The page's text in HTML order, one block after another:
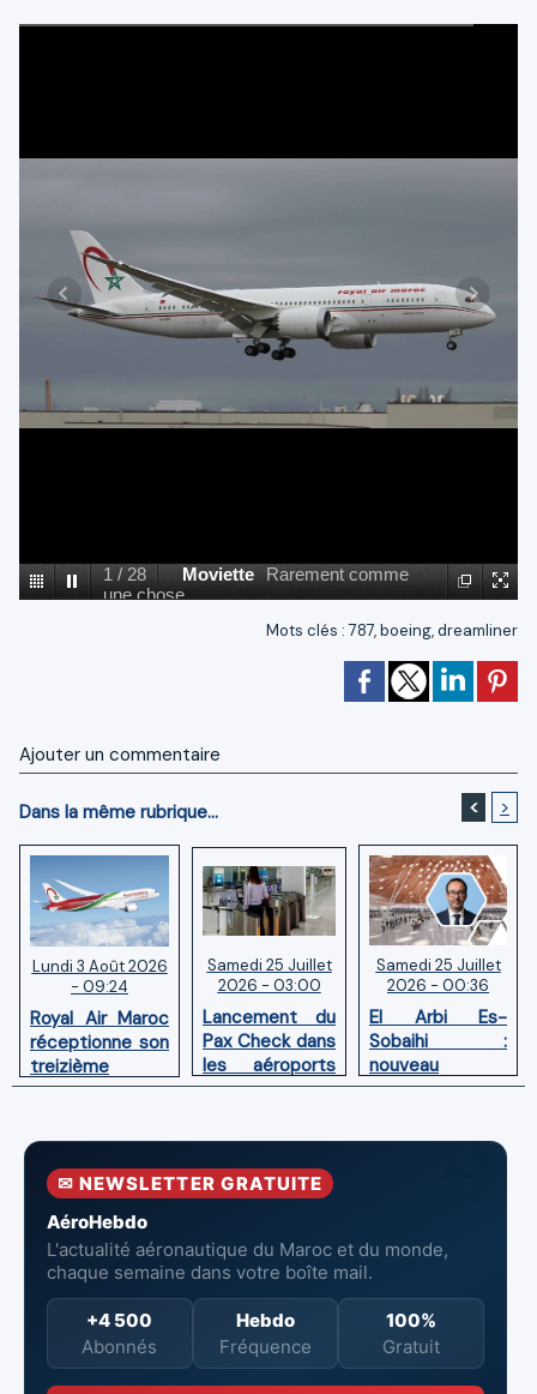
1 / 28 Moviette
Rarement comme
une chose.
Mots clés :787,boeing,dreamliner
Ajouter un commentaire
Dans la même rubrique... < >
Lundi 3 Août 2026
- 09:24
Royal Air Maroc
réceptionne son
treizième
Boeing 787
Samedi 25 Juillet
2026 - 03:00
Lancement du
Pax Check dans
les aéroports
du Maroc
Samedi 25 Juillet
2026 - 00:36
El Arbi Es-
Sobaihi :
nouveau
directeur à la
l’Aéroport
Mohammed V
✉ NEWSLETTER GRATUITE
AéroHebdo
L'actualité aéronautique du Maroc et du monde,
chaque semaine dans votre boîte mail.
+4 500
Abonnés
Hebdo
Fréquence
100%
Gratuit